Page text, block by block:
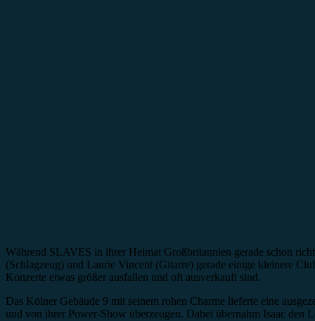
Während SLAVES in ihrer Heimat Großbritannien gerade schon
(Schlagzeug) und Laurie Vincent (Gitarre) gerade einige kleinere
Konzerte etwas größer ausfallen und oft ausverkauft sind.
Das Kölner Gebäude 9 mit seinem rohen Charme lieferte eine
und von ihrer Power-Show überzeugen. Dabei übernahm Isaac den